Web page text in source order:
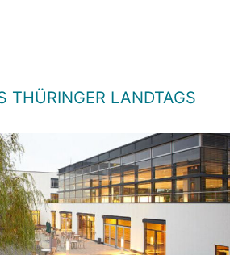
THÜRINGER LANDTAGS